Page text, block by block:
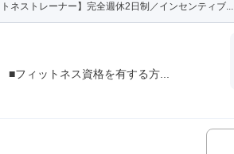
ネストレーナー】完全週休2日制／インセンティブ...
フィットネス資格を有する方...